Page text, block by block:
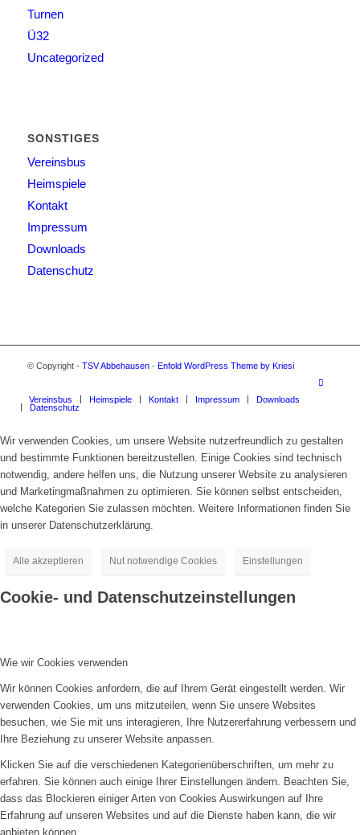
Turnen
Ü32
Uncategorized
SONSTIGES
Vereinsbus
Heimspiele
Kontakt
Impressum
Downloads
Datenschutz
© Copyright - TSV Abbehausen- Enfold WordPress Theme by Kriesi
Vereinsbus Heimspiele Kontakt Impressum
Downloads
Datenschutz
Wir verwenden Cookies, um unsere Website nutzerfreundlich zu gestalten
und bestimmte Funktionen bereitzustellen. Einige Cookies sind technisch
notwendig, andere helfen uns, die Nutzung unserer Website zu analysieren
und Marketingmaßnahmen zu optimieren. Sie können selbst entscheiden,
welche Kategorien Sie zulassen möchten. Weitere Informationen finden Sie
in unserer Datenschutzerklärung.
Alle akzeptieren Nut notwendige Cookies Einstellungen
Cookie- und Datenschutzeinstellungen
Wie wir Cookies verwenden
Wir können Cookies anfordern, die auf Ihrem Gerät eingestellt werden. Wir
verwenden Cookies, um uns mitzuteilen, wenn Sie unsere Websites
besuchen, wie Sie mit uns interagieren, Ihre Nutzererfahrung verbessern und
Ihre Beziehung zu unserer Website anpassen.
Klicken Sie auf die verschiedenen Kategorienüberschriften, um mehr zu
erfahren. Sie können auch einige Ihrer Einstellungen ändern. Beachten Sie,
dass das Blockieren einiger Arten von Cookies Auswirkungen auf Ihre
Erfahrung auf unseren Websites und auf die Dienste haben kann, die wir
anbieten können.